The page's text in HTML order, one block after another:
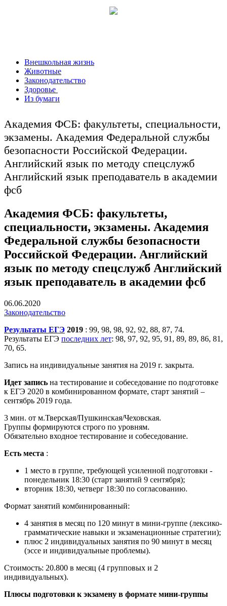
Внешкольная жизнь
Животные
Законодательство
Здоровье
Из бумаги
Академия ФСБ: факультеты, специальности,
экзамены. Академия Федеральной службы
безопасности Российской Федерации.
Английский язык по методу спецслужб
Английский язык преподаватель в академии
фсб
Академия ФСБ: факультеты,
специальности, экзамены. Академия
Федеральной службы безопасности
Российской Федерации. Английский
язык по методу спецслужб Английский
язык преподаватель в академии фсб
06.06.2020
Законодательство
Результаты ЕГЭ 2019 : 99, 98, 98, 92, 92, 88, 87, 74.
Результаты ЕГЭ последних лет: 98, 97, 92, 95, 91, 89, 89, 86, 81,
70, 65.
Запись на индивидуальные занятия на 2019 г. закрыта.
Идет запись на тестирование и собеседование по подготовке
к ЕГЭ 2020 в комбинированном формате, старт занятий –
сентябрь 2019 года.
3 мин. от м.Тверская/Пушкинская/Чеховская.
Группы формируются строго по уровням.
Обязательно входное тестирование и собеседование.
Есть места :
1 место в группе, требующей усиленной подготовки -
понедельник 18:30 (старт занятий 9 сентября);
вторник 18:30, четверг 18:30 по согласованию.
Формат занятий комбинированный:
4 занятия в месяц по 120 минут в мини-группе (лексико-
грамматические навыки и экзаменационные стратегии);
плюс 2 индивидуальных занятия по 90 минут в месяц
(эссе и индивидуальные проблемы).
Стоимость: 20.800 в месяц (4 групповых и 2
индивидуальных).
Плюсы подготовки к экзамену в формате мини-группы